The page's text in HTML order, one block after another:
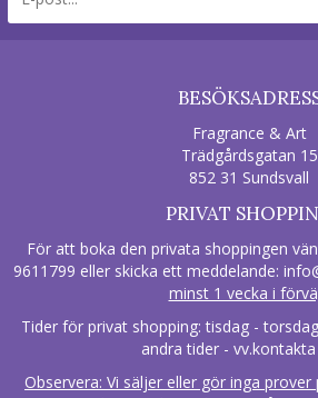
Fragrance & Art
Trädgårdsgatan 15
852 31 Sundsvall
PRIVAT
För att boka den privata shoppingen
9611799 eller skicka ett meddelande:
minst 1 vecka i
Tider för privat shopping: tisdag -
andra tider -
Observera: Vi säljer eller gör inga